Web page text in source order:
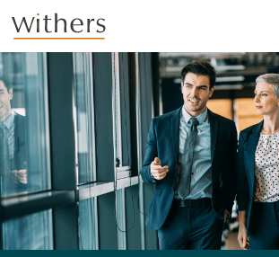
Skip to main content